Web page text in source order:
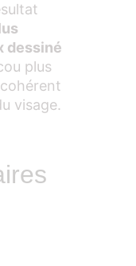
dessiné
plus
visage.